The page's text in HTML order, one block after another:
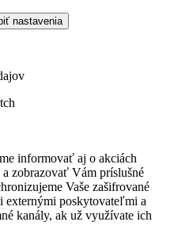
nastavenia
informovať aj o akciách
zobrazovať Vám príslušné
Vaše zašifrované
externými poskytovateľmi a
kanály, ak už využívate ich